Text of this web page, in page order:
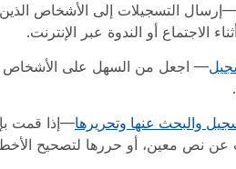
—إرسال التسجيلات إلى الأشخاص
الاجتماع أو الندوة عبر الإنترنت.
— اجعل من السهل على الأشخاص
والبحث عنها وتحريرها—إذا قمت
عن نص معين، أو حررها لتصحيح